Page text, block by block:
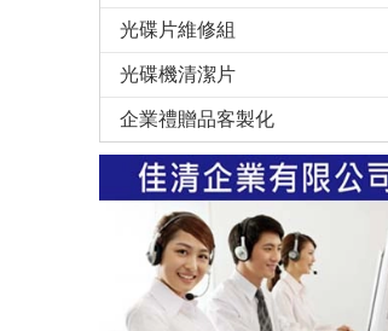
光碟片維修組
光碟機清潔片
企業禮贈品客製化